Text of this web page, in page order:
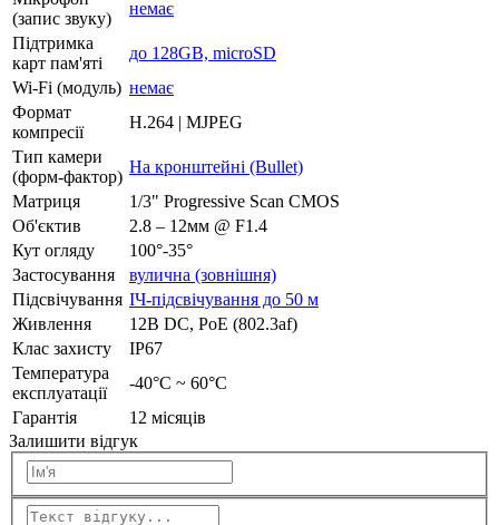
(запис звуку)
немає
Підтримка
карт пам'яті
до 128GB, microSD
Wi-Fi (модуль) немає
Формат
компресії
H.264 | MJPEG
Тип камери
(форм-фактор)
На кронштейні (Bullet)
Матриця
1/3" Progressive Scan CMOS
Об'єктив
2.8 – 12мм @ F1.4
Кут огляду
100°-35°
Застосування
вулична (зовнішня)
Підсвічування ІЧ-підсвічування до 50 м
Живлення
12В DC, РоЕ (802.3af)
Клас захисту
IP67
Температура
експлуатації
-40°C ~ 60°C
Гарантія
12 місяців
Залишити відгук